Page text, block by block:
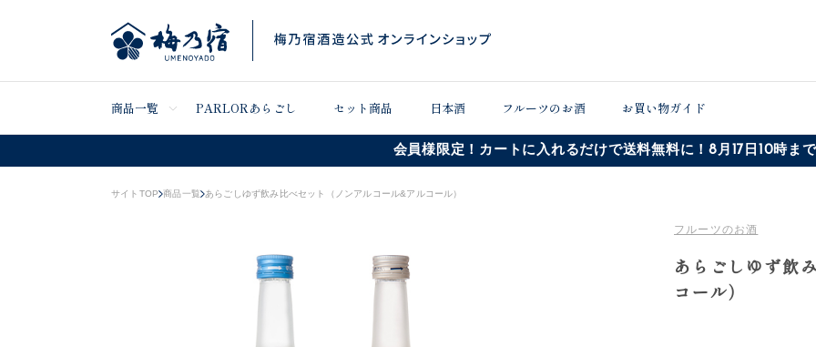
商品一覧 PARLORあらごし セット商品 日本酒 フルーツのお酒 お買い物ガイド
会員様限定！カートに入れるだけで送料無料に！8月17日10時まで
サイトTOP 商品一覧 あらごしゆず飲み比べセット（ノンアルコール&アルコール）
フルーツのお酒
あらごしゆず飲
コール）